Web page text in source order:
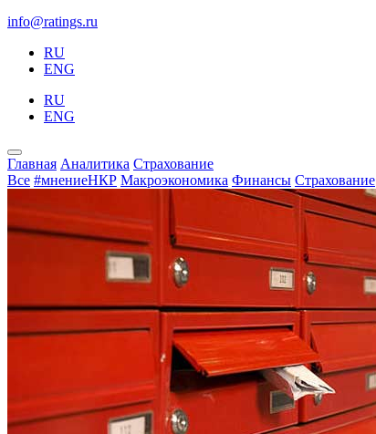
info@ratings.ru
RU
ENG
RU
ENG
Главная Аналитика Страхование
Все #мнениеНКР Макроэкономика Финансы Страхование